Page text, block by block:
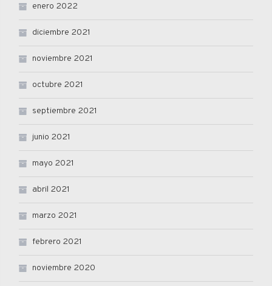
enero 2022
diciembre 2021
noviembre 2021
octubre 2021
septiembre 2021
junio 2021
mayo 2021
abril 2021
marzo 2021
febrero 2021
noviembre 2020